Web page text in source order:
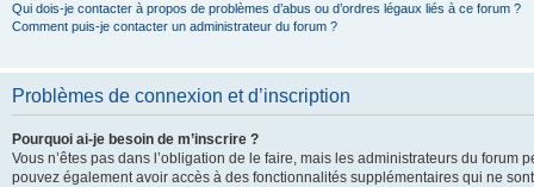
Qui dois-je contacter à propos de problèmes d’abus ou d’ordres légaux liés à ce forum ?
Comment puis-je contacter un administrateur du forum ?
Problèmes de connexion et d’inscription
Pourquoi ai-je besoin de m’inscrire ?
Vous n’êtes pas dans l’obligation de le faire, mais les administrateurs du
pouvez également avoir accès à des fonctionnalités supplémentaires qui ne